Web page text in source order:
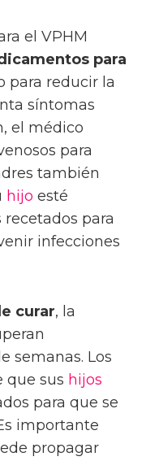
el VPHM
para
para reducir la
síntomas
el médico
para
también
hijo esté
para
infecciones
curar, la
semanas. Los
que sus hijos
para que se
importante
propagar